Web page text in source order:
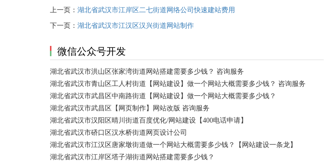
上一页： 湖北省武汉市江岸区二七街道网络公司快速建站费用
下一页： 湖北省武汉市江汉区汉兴街道网站制作
微信公众号开发
湖北省武汉市洪山区张家湾街道网站搭建需要多少钱？ 咨询服务
湖北省武汉市青山区工人村街道【网站建设】做一个网站大概需要多少钱？ 咨询服务
湖北省武汉市武昌区中南路街道【网站建设】做一个网站大概需要多少钱？
湖北省武汉市武昌区【网页制作】网站改版 咨询服务
湖北省武汉市汉阳区晴川街道百度优化/网站建设【400电话申请】
湖北省武汉市硚口区汉水桥街道网页设计公司
湖北省武汉市江汉区唐家墩街道做一个网站大概需要多少钱？【网站建设一条龙】
湖北省武汉市江岸区塔子湖街道网站搭建需要多少钱？